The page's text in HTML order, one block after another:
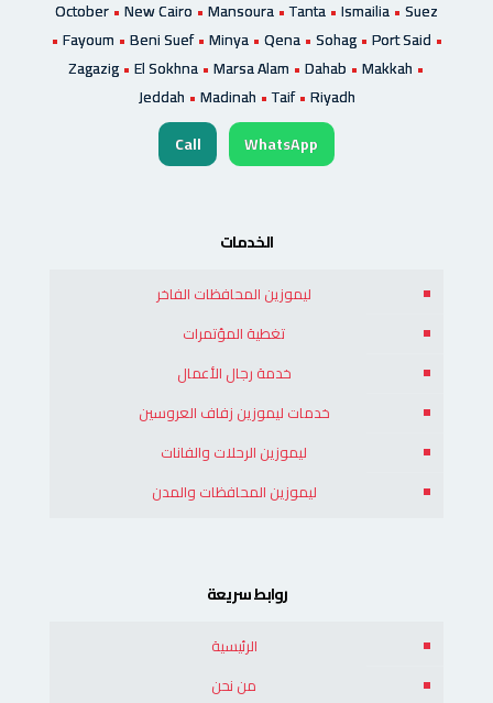
October•New Cairo •Mansoura•Tanta•Ismailia•Suez
•Fayoum •Beni Suef•Minya•Qena•Sohag•Port Said •
Zagazig•El Sokhna•Marsa Alam •Dahab •Makkah •
Jeddah •Madinah •Taif•Riyadh
WhatsApp
Call
الخدمات
ليموزين المحافظات الفاخر
تغطية المؤتمرات
خدمة رجال الأعمال
خدمات ليموزين زفاف العروسين
ليموزين الرحلات والفانات
ليموزين المحافظات والمدن
روابط سريعة
الرئيسية
من نحن